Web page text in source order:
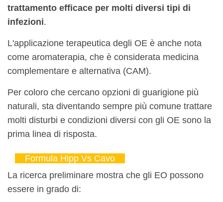
trattamento efficace per molti diversi tipi di
infezioni.
L'applicazione terapeutica degli OE è anche nota
come aromaterapia, che è considerata medicina
complementare e alternativa (CAM).
Per coloro che cercano opzioni di guarigione più
naturali, sta diventando sempre più comune trattare
molti disturbi e condizioni diversi con gli OE sono la
prima linea di risposta.
Formula Hipp Vs Cavo
La ricerca preliminare mostra che gli EO possono
essere in grado di: